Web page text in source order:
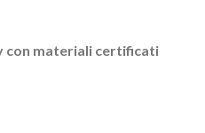
con materiali certificati